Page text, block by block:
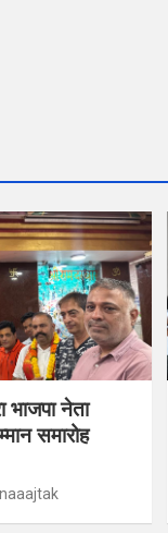
भाजपा नेता
समारोह